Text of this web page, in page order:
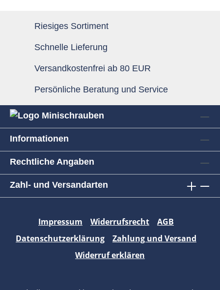
Riesiges Sortiment
Schnelle Lieferung
Versandkostenfrei ab 80 EUR
Persönliche Beratung und Service
Informationen
Rechtliche Angaben
Zahl- und Versandarten
Impressum Widerrufsrecht
AGB
Datenschutzerklärung
Zahlung und Versand
Widerruf erklären